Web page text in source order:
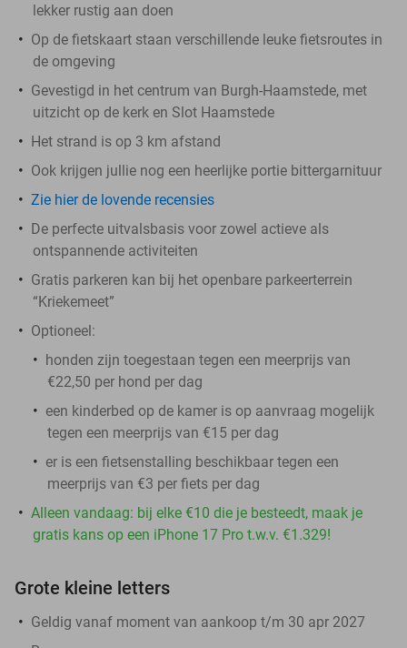
lekker rustig aan doen
Op de fietskaart staan verschillende leuke fietsroutes in
de omgeving
Gevestigd in het centrum van Burgh-Haamstede, met
uitzicht op de kerk en Slot Haamstede
Het strand is op 3 km afstand
Ook krijgen jullie nog een heerlijke portie bittergarnituur
Zie hier de lovende recensies
De perfecte uitvalsbasis voor zowel actieve als
ontspannende activiteiten
Gratis parkeren kan bij het openbare parkeerterrein
“Kriekemeet”
Optioneel:
honden zijn toegestaan tegen een meerprijs van
€22,50 per hond per dag
een kinderbed op de kamer is op aanvraag mogelijk
tegen een meerprijs van €15 per dag
er is een fietsenstalling beschikbaar tegen een
meerprijs van €3 per fiets per dag
Alleen vandaag: bij elke €10 die je besteedt, maak je
gratis kans op een iPhone 17 Pro t.w.v. €1.329!
Grote kleine letters
Geldig vanaf moment van aankoop t/m 30 apr 2027